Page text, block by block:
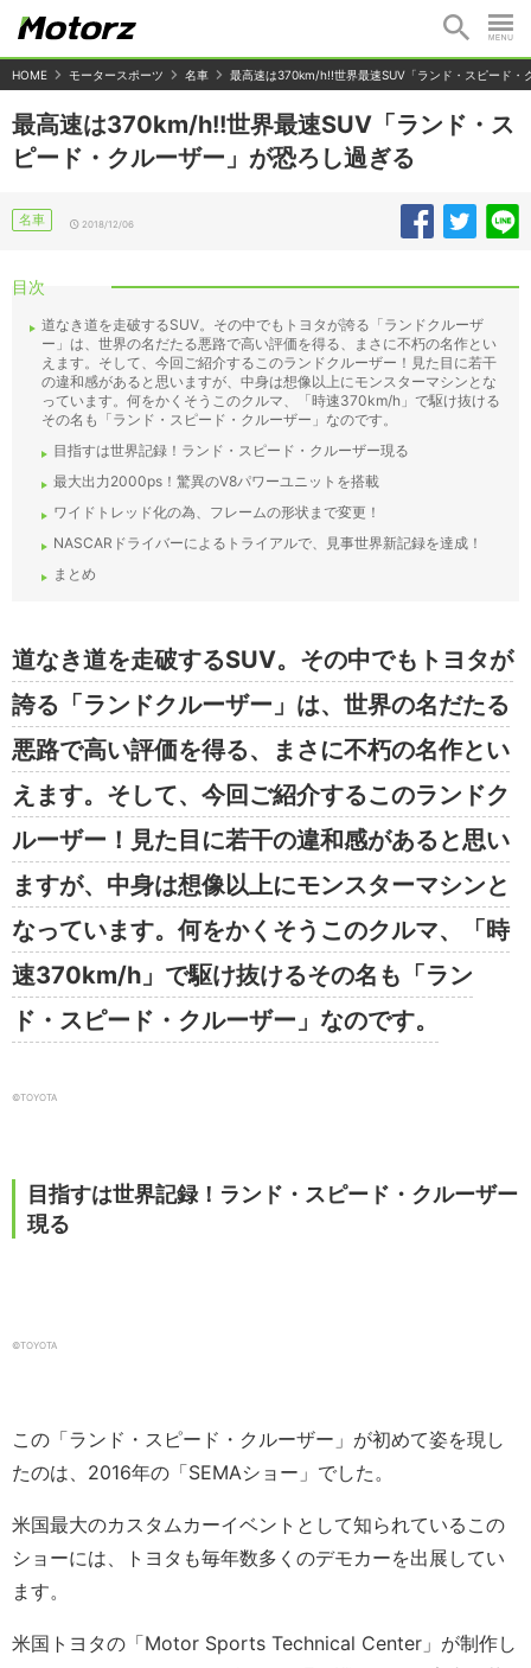
HOME モータースポーツ 名車 最高速は370km/h!!世界最速SUV「ランド・スピード・
最高速は370km/h!!世界最速SUV「ランド・ス
ピード・クルーザー」が恐ろし過ぎる
名車 2018/12/06
目次
道なき道を走破するSUV。その中でもトヨタが誇る「ランドクルーザ
ー」は、世界の名だたる悪路で高い評価を得る、まさに不朽の名作とい
えます。そして、今回ご紹介するこのランドクルーザー！見た目に若干
の違和感があると思いますが、中身は想像以上にモンスターマシンとな
っています。何をかくそうこのクルマ、「時速370km/h」で駆け抜ける
その名も「ランド・スピード・クルーザー」なのです。
目指すは世界記録！ランド・スピード・クルーザー現る
最大出力2000ps！驚異のV8パワーユニットを搭載
ワイドトレッド化の為、フレームの形状まで変更！
NASCARドライバーによるトライアルで、見事世界新記録を達成！
まとめ
道なき道を走破するSUV。その中でもトヨタが
誇る「ランドクルーザー」は、世界の名だたる
悪路で高い評価を得る、まさに不朽の名作とい
えます。そして、今回ご紹介するこのランドク
ルーザー！見た目に若干の違和感があると思い
ますが、中身は想像以上にモンスターマシンと
なっています。何をかくそうこのクルマ、「時
速370km/h」で駆け抜けるその名も「ラン
ド・スピード・クルーザー」なのです。
©TOYOTA
目指すは世界記録！ランド・スピード・クルーザー
現る
©TOYOTA
この「ランド・スピード・クルーザー」が初めて姿を現し
たのは、2016年の「SEMAショー」でした。
米国最大のカスタムカーイベントとして知られているこの
ショーには、トヨタも毎年数多くのデモカーを出展してい
ます。
米国トヨタの「Motor Sports Technical Center」が制作し